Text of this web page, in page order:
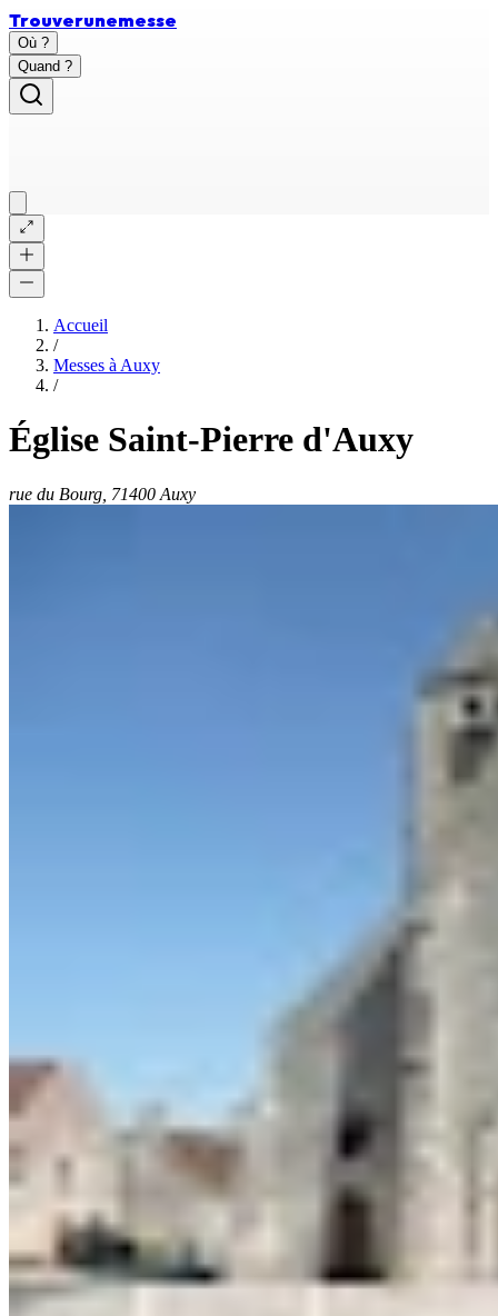
Trouverunemesse
Où ?
Quand ?
Accueil
/
Messes à Auxy
/
Église Saint-Pierre d'Auxy
rue du Bourg, 71400 Auxy